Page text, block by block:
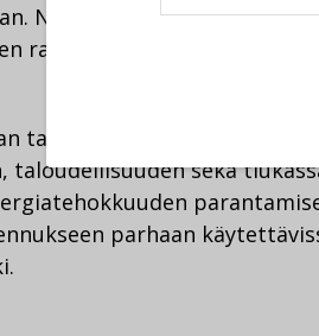
Näitä teemoja tullaan
rakentamisessa.
talousohjatun
sekä
parhaan